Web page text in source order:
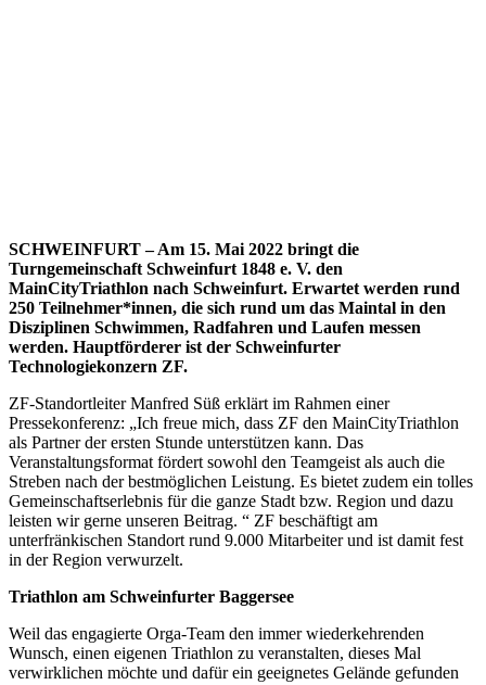
SCHWEINFURT – Am 15. Mai 2022 bringt die
Turngemeinschaft Schweinfurt 1848 e. V. den
MainCityTriathlon nach Schweinfurt. Erwartet werden rund
250 Teilnehmer*innen, die sich rund um das Maintal in den
Disziplinen Schwimmen, Radfahren und Laufen messen
werden. Hauptförderer ist der Schweinfurter
Technologiekonzern ZF.
ZF-Standortleiter Manfred Süß erklärt im Rahmen einer
Pressekonferenz: „Ich freue mich, dass ZF den MainCityTriathlon
als Partner der ersten Stunde unterstützen kann. Das
Veranstaltungsformat fördert sowohl den Teamgeist als auch die
Streben nach der bestmöglichen Leistung. Es bietet zudem ein tolles
Gemeinschaftserlebnis für die ganze Stadt bzw. Region und dazu
leisten wir gerne unseren Beitrag. “ ZF beschäftigt am
unterfränkischen Standort rund 9.000 Mitarbeiter und ist damit fest
in der Region verwurzelt.
Triathlon am Schweinfurter Baggersee
Weil das engagierte Orga-Team den immer wiederkehrenden
Wunsch, einen eigenen Triathlon zu veranstalten, dieses Mal
verwirklichen möchte und dafür ein geeignetes Gelände gefunden